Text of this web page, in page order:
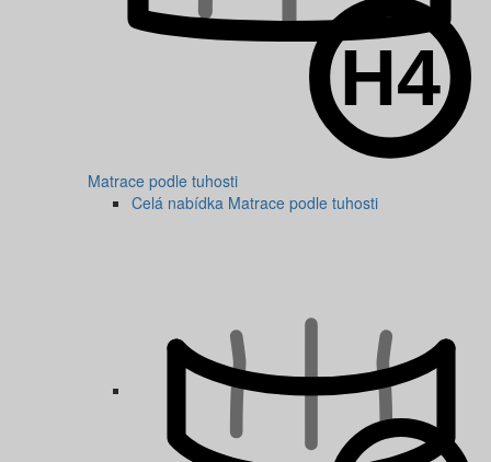
Matrace podle tuhosti
Celá nabídka Matrace podle tuhosti